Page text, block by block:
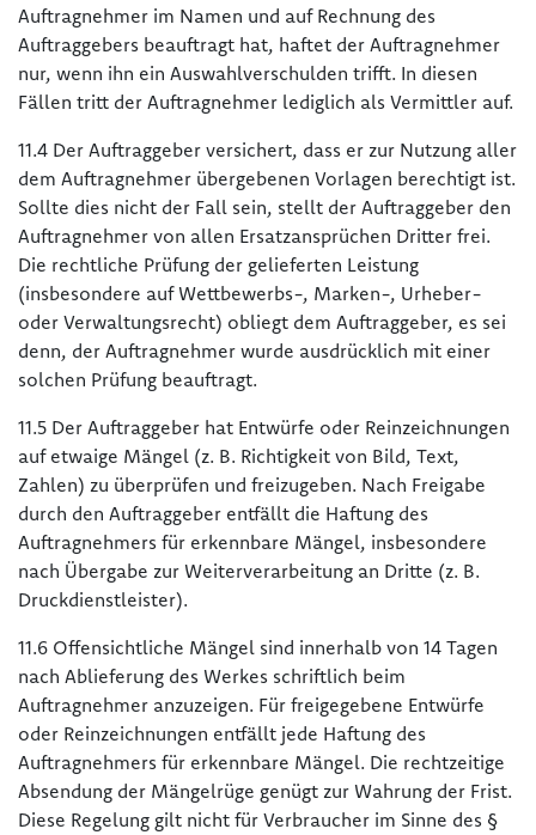
Auftragnehmer im Namen und auf Rechnung des
Auftraggebers beauftragt hat, haftet der Auftragnehmer
nur, wenn ihn ein Auswahlverschulden trifft. In diesen
Fällen tritt der Auftragnehmer lediglich als Vermittler auf.
11.4 Der Auftraggeber versichert, dass er zur Nutzung aller
dem Auftragnehmer übergebenen Vorlagen berechtigt ist.
Sollte dies nicht der Fall sein, stellt der Auftraggeber den
Auftragnehmer von allen Ersatzansprüchen Dritter frei.
Die rechtliche Prüfung der gelieferten Leistung
(insbesondere auf Wettbewerbs-, Marken-, Urheber-
oder Verwaltungsrecht) obliegt dem Auftraggeber, es sei
denn, der Auftragnehmer wurde ausdrücklich mit einer
solchen Prüfung beauftragt.
11.5 Der Auftraggeber hat Entwürfe oder Reinzeichnungen
auf etwaige Mängel (z. B. Richtigkeit von Bild, Text,
Zahlen) zu überprüfen und freizugeben. Nach Freigabe
durch den Auftraggeber entfällt die Haftung des
Auftragnehmers für erkennbare Mängel, insbesondere
nach Übergabe zur Weiterverarbeitung an Dritte (z. B.
Druckdienstleister).
11.6 Offensichtliche Mängel sind innerhalb von 14 Tagen
nach Ablieferung des Werkes schriftlich beim
Auftragnehmer anzuzeigen. Für freigegebene Entwürfe
oder Reinzeichnungen entfällt jede Haftung des
Auftragnehmers für erkennbare Mängel. Die rechtzeitige
Absendung der Mängelrüge genügt zur Wahrung der Frist.
Diese Regelung gilt nicht für Verbraucher im Sinne des §